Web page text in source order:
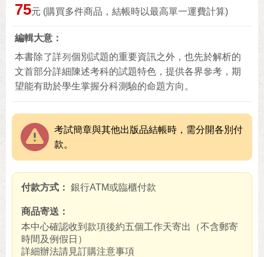
75元 (購買多件商品，結帳時以最高單一運費計算)
編輯大意
本書除了詳列個別試題的重要資訊之外，也先於解析的
文首部分詳細陳述考科的試題特色，提供各界參考，期
望能有助於學生掌握分科測驗的命題方向。
考試簡章與其他出版品結帳時，需分開各別付
款。
付款方式 銀行ATM或臨櫃付款
商品寄送
本中心確認收到款項後約五個工作天寄出（不含郵寄
時間及例假日）
詳細辦法請見訂購注意事項